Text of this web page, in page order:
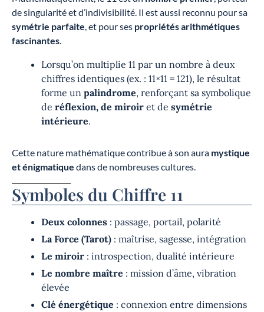
de singularité et d’indivisibilité. Il est aussi reconnu pour sa
symétrie parfaite , et pour ses propriétés arithmétiques
fascinantes
Lorsqu’on multiplie 11 par un nombre à deux
chiffres identiques (ex. : 11×11 = 121), le résultat
forme un palindrome, renforçant sa symbolique
de réflexion, de miroir et de symétrie
intérieure.
Cette nature mathématique contribue à son aura mystique
et énigmatique dans de nombreuses cultures.
Symboles du Chiffre 11
Deux colonnes : passage, portail, polarité
La Force (Tarot) : maîtrise, sagesse, intégration
Le miroir : introspection, dualité intérieure
Le nombre maître : mission d’âme, vibration
élevée
Clé énergétique : connexion entre dimensions